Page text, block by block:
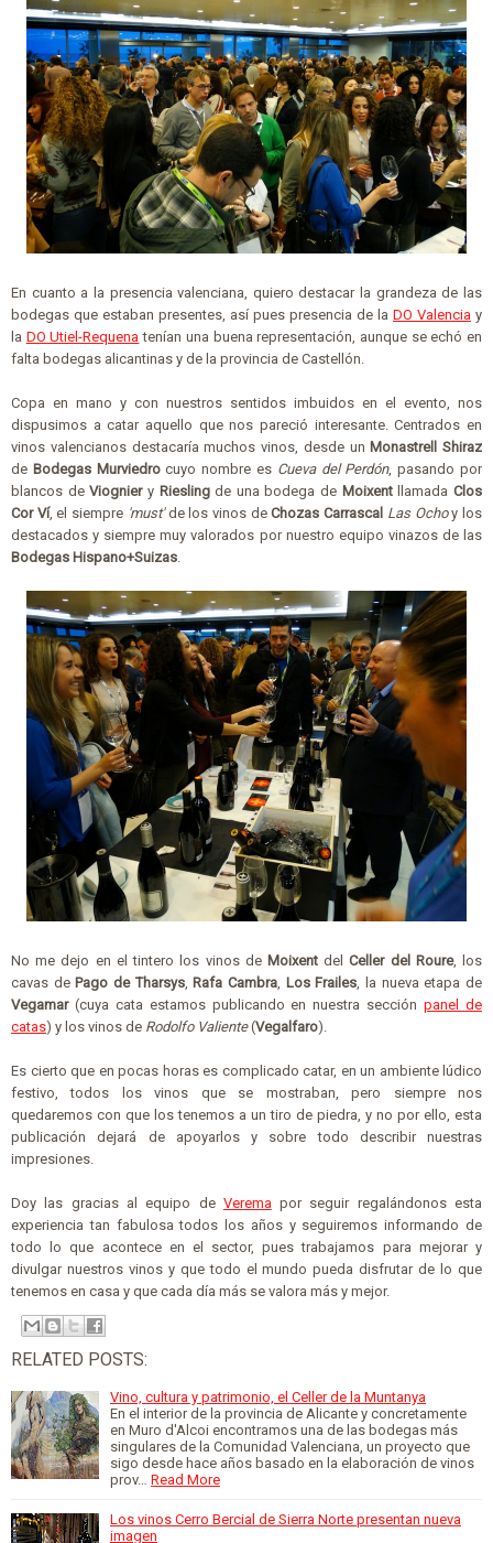
En cuanto a la presencia valenciana, quiero destacar la grandeza de las
bodegas que estaban presentes, así pues presencia de la DO Valencia y
la DO Utiel-Requena tenían una buena representación, aunque se echó en
falta bodegas alicantinas y de la provincia de Castellón.
Copa en mano y con nuestros sentidos imbuidos en el evento, nos
dispusimos a catar aquello que nos pareció interesante. Centrados en
vinos valencianos destacaría muchos vinos, desde unMonastrell Shiraz
de Bodegas Murviedrocuyo nombre es Cueva del Perdón, pasando por
blancos deViogniery Rieslingde una bodega de MoixentllamadaClos
Cor Ví, el siempre 'must'de los vinos deChozas Carrascal Las Ochoy los
destacados y siempre muy valorados por nuestro equipo vinazos de las
Bodegas Hispano+Suizas
No me dejo en el tintero los vinos de MoixentdelCeller del Roure, los
cavas dePago de Tharsys,Rafa Cambra Los Frailes , la nueva etapa de
Vegamar(cuya cata estamos publicando en nuestra secciónpanel de
catas) y los vinos de Rodolfo Valiente(Vegalfaro).
Es cierto que en pocas horas es complicado catar, en un ambiente lúdico
festivo, todos los vinos que se mostraban, pero siempre nos
quedaremos con que los tenemos a un tiro de piedra, y no por ello, esta
publicación dejará de apoyarlos y sobre todo describir nuestras
impresiones.
Doy las gracias al equipo de Verema por seguir regalándonos esta
experiencia tan fabulosa todos los años y seguiremos informando de
todo lo que acontece en el sector, pues trabajamos para mejorar y
divulgar nuestros vinos y que todo el mundo pueda disfrutar de lo que
tenemos en casa y que cada día más se valora más y mejor.
RELATED POSTS:
Vino, cultura y patrimonio, el Celler de la Muntanya
En el interior de la provincia de Alicante y concretamente
en Muro d'Alcoi encontramos una de las bodegas más
singulares de la Comunidad Valenciana, un proyecto que
sigo desde hace años basado en la elaboración de vinos
prov… Read More
Los vinos Cerro Bercial de Sierra Norte presentan nueva
imagen